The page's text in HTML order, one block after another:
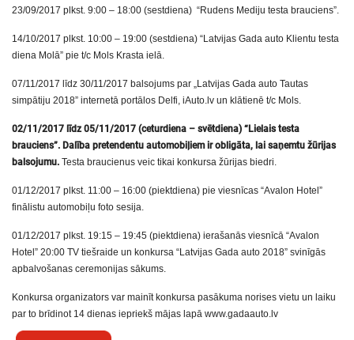
23/09/2017 plkst. 9:00 – 18:00 (sestdiena) “Rudens Mediju testa brauciens”.
14/10/2017 plkst. 10:00 – 19:00 (sestdiena) “Latvijas Gada auto Klientu testa
diena Molā” pie t/c Mols Krasta ielā.
07/11/2017 līdz 30/11/2017 balsojums par „Latvijas Gada auto Tautas
simpātiju 2018” internetā portālos Delfi, iAuto.lv un klātienē t/c Mols.
02/11/2017 līdz 05/11/2017 (ceturdiena – svētdiena) “Lielais testa
brauciens”. Dalība pretendentu automobiļiem ir obligāta, lai saņemtu žūrijas
balsojumu. Testa braucienus veic tikai konkursa žūrijas biedri.
01/12/2017 plkst. 11:00 – 16:00 (piektdiena) pie viesnīcas “Avalon Hotel”
finālistu automobiļu foto sesija.
01/12/2017 plkst. 19:15 – 19:45 (piektdiena) ierašanās viesnīcā “Avalon
Hotel” 20:00 TV tiešraide un konkursa “Latvijas Gada auto 2018” svinīgās
apbalvošanas ceremonijas sākums.
Konkursa organizators var mainīt konkursa pasākuma norises vietu un laiku
par to brīdinot 14 dienas iepriekš mājas lapā www.gadaauto.lv